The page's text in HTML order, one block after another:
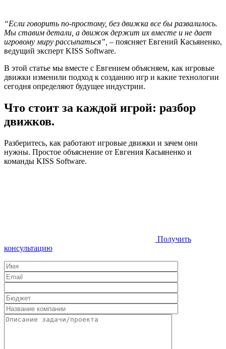
“Если говорить по-простому, без движка все бы развалилось.
Мы ставим детали, а движок держит их вместе и не дает
игровому миру рассыпаться”, – поясняет Евгений Касьяненко,
ведущий эксперт KISS Software.
В этой статье мы вместе с Евгением объясняем, как игровые
движки изменили подход к созданию игр и какие технологии
сегодня определяют будущее индустрии.
Что стоит за каждой игрой: разбор
движков.
Разберитесь, как работают игровые движки и зачем они
нужны. Простое объяснение от Евгения Касьяненко и
команды KISS Software.
Получить
консультацию